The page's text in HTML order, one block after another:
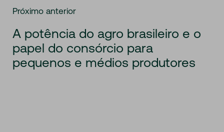
Próximo anterior
A potência do agro brasileiro e o
papel do consórcio para
pequenos e médios produtores